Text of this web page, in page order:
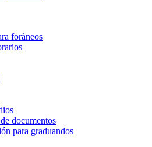
foráneos
documentos
para graduandos